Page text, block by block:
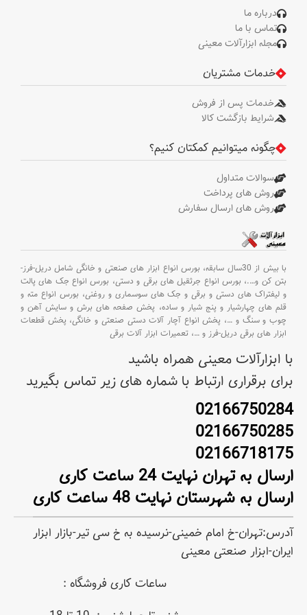
درباره ما
تماس با ما
مجله ابزارآلات معینی
خدمات مشتریان
خدمات پس از فروش
شرایط بازگشت کالا
چگونه میتوانیم کمکتان کنیم؟
سوالات متداول
روش های پرداخت
روش های ارسال سفارش
با بیش از 30سال سابقه،
بورس انواع ابزار های صنعتی و خانگی شامل دریل-فرز-
بتن کن و….، بورس انواع جرثقیل های برقی و دستی، بورس انواع جک های پالت
و لیفتراک های دستی و برقی و جک های سوسماری و روغنی، بورس انواع مته و
قلم های چهارشیار و پنج شیار و ساده، پخش صفحه های برش و سایش آهن و
چوب و سنگ و …، پخش انواع آچار آلات دستی صنعتی و خانگی، پخش قطعات
ابزار های برقی دریل-فرز و …، تعمیرات ابزار آلات برقی
با ابزارآلات معینی همراه باشید
برای برقراری ارتباط با شماره های زیر تماس بگیرید
02166750284
02166750285
02166718175
ارسال به تهران نهایت 24 ساعت کاری
ارسال به شهرستان نهایت 48 ساعت کاری
آدرس:تهران-خ امام خمینی-نرسیده به خ سی تیر-بازار ابزار
ایران-ابزار صنعتی معینی
ساعات کاری فروشگاه :